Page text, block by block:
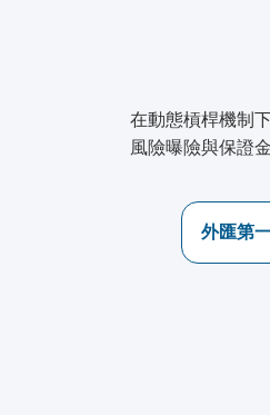
在動態槓桿機制
風險曝險與保證金
外匯第